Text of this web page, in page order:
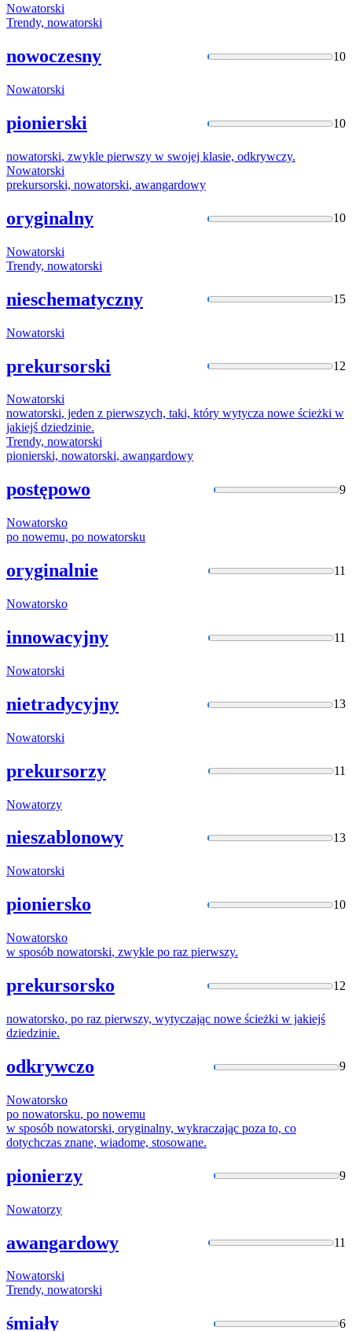
Nowatorski
Trendy, nowatorski
nowoczesny 10
Nowatorski
pionierski 10
nowatorski, zwykle pierwszy w swojej klasie, odkrywczy.
Nowatorski
prekursorski, nowatorski, awangardowy
oryginalny 10
Nowatorski
Trendy, nowatorski
nieschematyczny 15
Nowatorski
prekursorski 12
Nowatorski
nowatorski, jeden z pierwszych, taki, który wytycza nowe ścieżki w
jakiejś dziedzinie.
Trendy, nowatorski
pionierski, nowatorski, awangardowy
postępowo 9
Nowatorsko
po nowemu, po nowatorsku
oryginalnie 11
Nowatorsko
innowacyjny 11
Nowatorski
nietradycyjny 13
Nowatorski
prekursorzy 11
Nowatorzy
nieszablonowy 13
Nowatorski
pioniersko 10
Nowatorsko
w sposób nowatorski, zwykle po raz pierwszy.
prekursorsko 12
nowatorsko, po raz pierwszy, wytyczając nowe ścieżki w jakiejś
dziedzinie.
odkrywczo 9
Nowatorsko
po nowatorsku, po nowemu
w sposób nowatorski, oryginalny, wykraczając poza to, co
dotychczas znane, wiadome, stosowane.
pionierzy 9
Nowatorzy
awangardowy 11
Nowatorski
Trendy, nowatorski
śmiały 6